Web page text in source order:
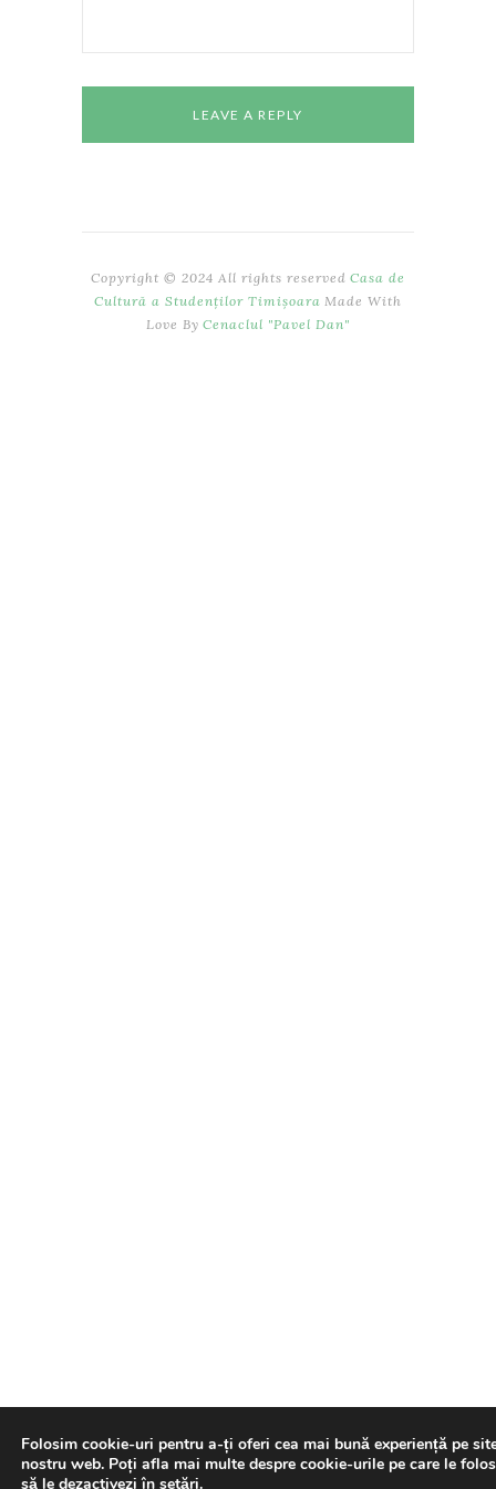
Copyright © 2024 All rights reserved Casa de
Cultură a Studenților Timișoara Made With
Love By Cenaclul "Pavel Dan"
Folosim cookie-uri pentru a-ți oferi cea mai bună experiență pe
nostru web. Poți afla mai multe despre cookie-urile pe care le
să le dezactivezi în setări.